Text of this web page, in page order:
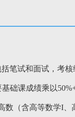
笔试和面试，考
础课成绩乘以
数（含高等数学I